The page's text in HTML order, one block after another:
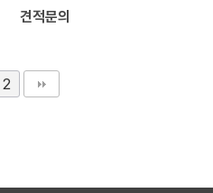
견적문의
2